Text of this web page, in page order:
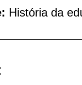
História da